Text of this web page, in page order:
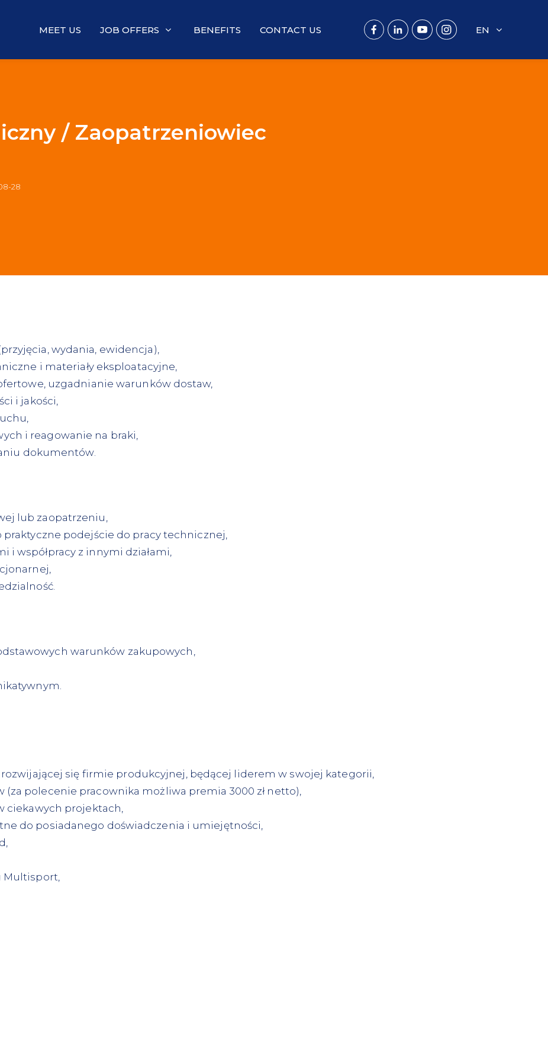
MEET US JOB OFFERS BENEFITS CONTACT US EN
/ Zaopatrzeniowiec
28
wydania, ewidencja),
i materiały eksploatacyjne,
uzgadnianie warunków dostaw,
i jakości,
i reagowanie na braki,
dokumentów.
lub zaopatrzeniu,
podejście do pracy technicznej,
i współpracy z innymi działami,
warunków zakupowych,
się firmie produkcyjnej, będącej liderem w swojej kategorii,
polecenie pracownika możliwa premia 3000 zł netto),
ciekawych projektach,
do posiadanego doświadczenia i umiejętności,
Multisport,